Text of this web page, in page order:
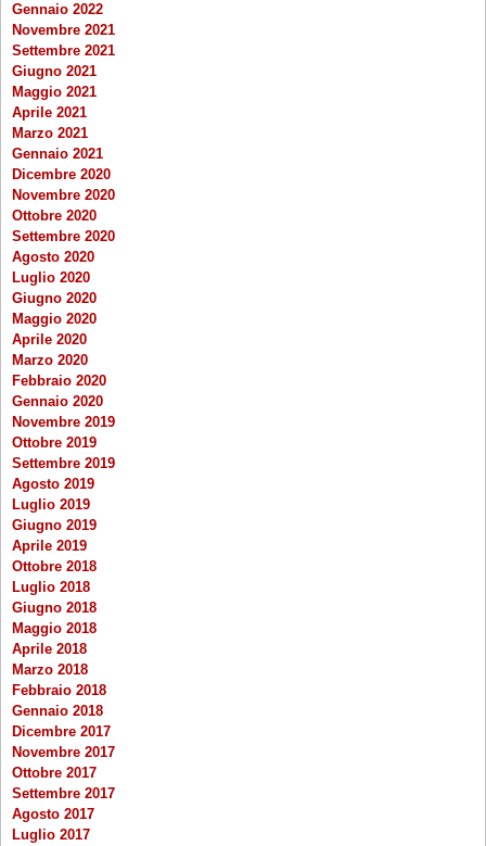
Gennaio 2022
Novembre 2021
Settembre 2021
Giugno 2021
Maggio 2021
Aprile 2021
Marzo 2021
Gennaio 2021
Dicembre 2020
Novembre 2020
Ottobre 2020
Settembre 2020
Agosto 2020
Luglio 2020
Giugno 2020
Maggio 2020
Aprile 2020
Marzo 2020
Febbraio 2020
Gennaio 2020
Novembre 2019
Ottobre 2019
Settembre 2019
Agosto 2019
Luglio 2019
Giugno 2019
Aprile 2019
Ottobre 2018
Luglio 2018
Giugno 2018
Maggio 2018
Aprile 2018
Marzo 2018
Febbraio 2018
Gennaio 2018
Dicembre 2017
Novembre 2017
Ottobre 2017
Settembre 2017
Agosto 2017
Luglio 2017